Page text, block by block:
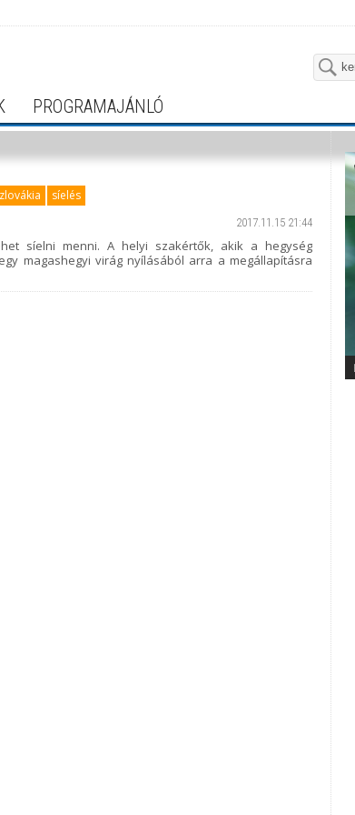
PROGRAMAJÁNLÓ
síelés
2017.11.15 21:44
síelni menni. A helyi szakértők, akik a hegység
magashegyi virág nyílásából arra a megállapításra